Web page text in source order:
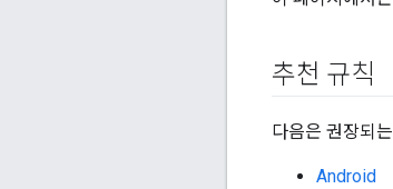
추천 규칙
다음은 권장되
Android